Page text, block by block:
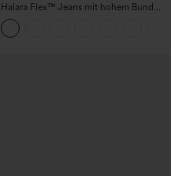
Halara Flex™ Jeans mit hohem Bund
und Taschen, gewaschener, lässiger
Bootcut